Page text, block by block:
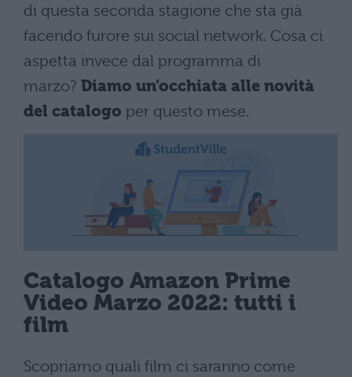
di questa seconda stagione che sta già
facendo furore sui social network. Cosa ci
aspetta invece dal programma di
marzo? Diamo un’occhiata alle novità
del catalogo per questo mese.
Catalogo Amazon Prime
Video Marzo 2022: tutti i
film
Scopriamo quali film ci saranno come